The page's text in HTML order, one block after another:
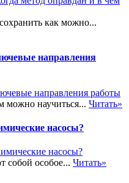
как можно...
направления
можно научиться... Читать»
насосы?
собой особое... Читать»